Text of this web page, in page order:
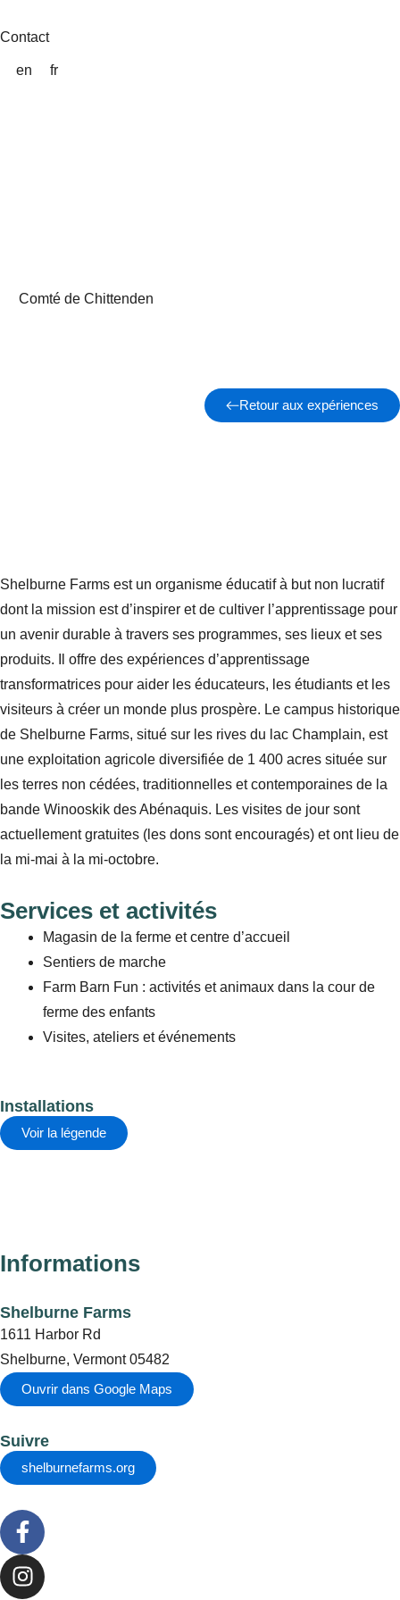
au
Contact
en fr
Comté de Chittenden
Retour aux expériences
Shelburne Farms est un organisme éducatif à but non lucratif
dont la mission est d’inspirer et de cultiver l’apprentissage pour
un avenir durable à travers ses programmes, ses lieux et ses
produits. Il offre des expériences d’apprentissage
transformatrices pour aider les éducateurs, les étudiants et les
visiteurs à créer un monde plus prospère. Le campus historique
de Shelburne Farms, situé sur les rives du lac Champlain, est
une exploitation agricole diversifiée de 1 400 acres située sur
les terres non cédées, traditionnelles et contemporaines de la
bande Winooskik des Abénaquis. Les visites de jour sont
actuellement gratuites (les dons sont encouragés) et ont lieu de
la mi-mai à la mi-octobre.
Services et activités
Magasin de la ferme et centre d’accueil
Sentiers de marche
Farm Barn Fun : activités et animaux dans la cour de
ferme des enfants
Visites, ateliers et événements
Installations
Voir la légende
Informations
Shelburne Farms
1611 Harbor Rd
Shelburne, Vermont 05482
Ouvrir dans Google Maps
Suivre
shelburnefarms.org
F
a
c
e
I
n